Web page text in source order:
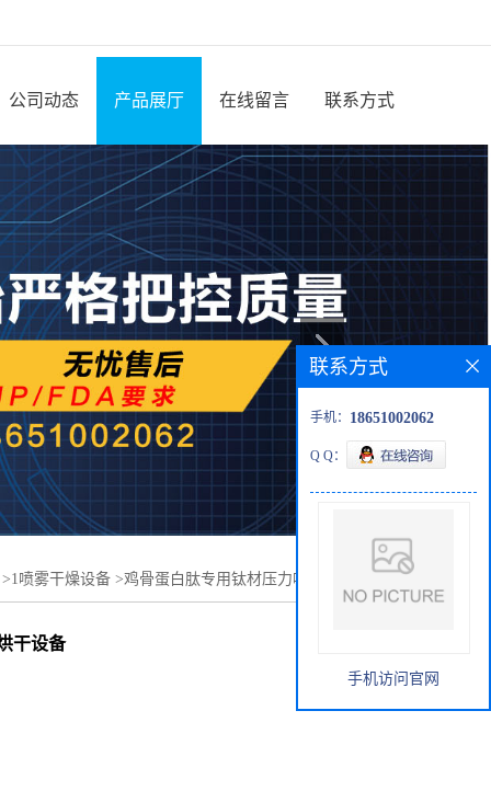
公司动态 产品展厅 在线留言 联系方式
1喷雾干燥设备 >鸡骨蛋白肽专用钛材压力喷雾干燥机 喷
干设备
联系方式
手机： 18651002062
Q Q：
手机访问官网